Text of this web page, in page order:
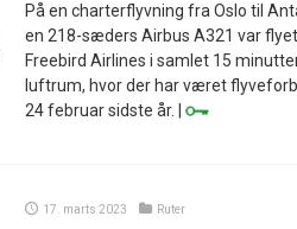
På en charterflyvning fra Oslo til
en 218-sæders Airbus A321 var
Freebird Airlines i samlet 15
luftrum, hvor der har været
24 februar sidste år. |
17. marts 2023 Ruter